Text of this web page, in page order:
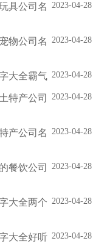
2023-04-28
具公司名
2023-04-28
物公司名
2023-04-28
大全霸气
2023-04-28
特产公司
2023-04-28
产公司名
2023-04-28
餐饮公司
2023-04-28
大全两个
2023-04-28
大全好听